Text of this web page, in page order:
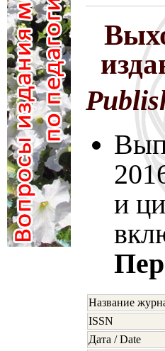
и
Название
ISSN
Дата / Date